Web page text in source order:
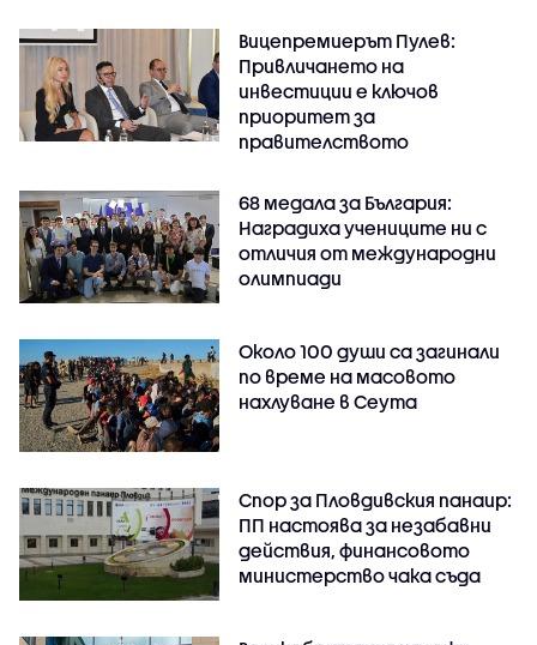
Вицепремиерът Пулев:
Привличането на
инвестиции е ключов
приоритет за
правителството
68 медала за България:
Наградиха учениците ни с
отличия от международни
олимпиади
Около 100 души са загинали
по време на масовото
нахлуване в Сеута
Спор за Пловдивския панаир:
ПП настоява за незабавни
действия, финансовото
министерство чака съда